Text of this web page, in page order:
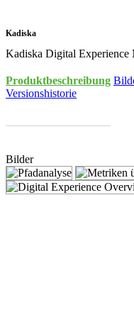
Kadiska
Kadiska Digital Experience
Produktbeschreibung
Versionshistorie
Bilder